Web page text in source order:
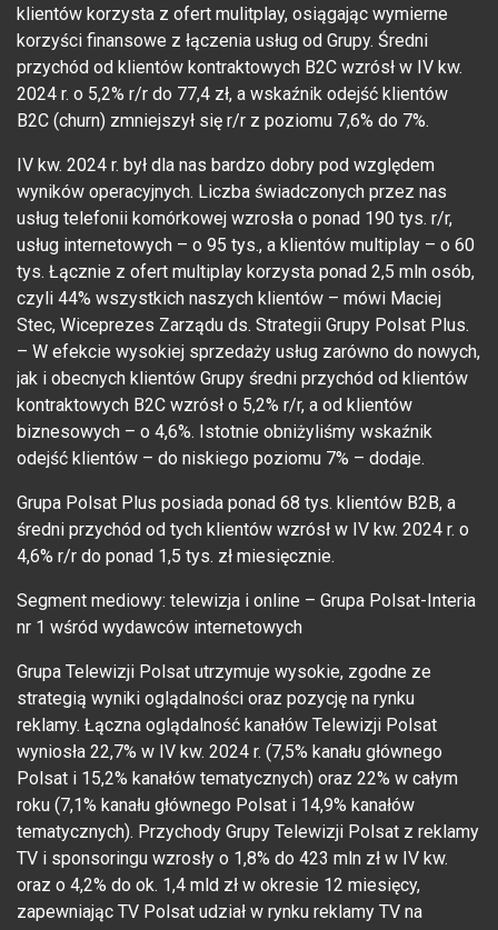
klientów korzysta z ofert mulitplay, osiągając wymierne
korzyści finansowe z łączenia usług od Grupy. Średni
przychód od klientów kontraktowych B2C wzrósł w IV kw.
2024 r. o 5,2% r/r do 77,4 zł, a wskaźnik odejść klientów
B2C (churn) zmniejszył się r/r z poziomu 7,6% do 7%.
IV kw. 2024 r. był dla nas bardzo dobry pod względem
wyników operacyjnych. Liczba świadczonych przez nas
usług telefonii komórkowej wzrosła o ponad 190 tys. r/r,
usług internetowych – o 95 tys., a klientów multiplay – o 60
tys. Łącznie z ofert multiplay korzysta ponad 2,5 mln osób,
czyli 44% wszystkich naszych klientów – mówi Maciej
Stec, Wiceprezes Zarządu ds. Strategii Grupy Polsat Plus.
– W efekcie wysokiej sprzedaży usług zarówno do nowych,
jak i obecnych klientów Grupy średni przychód od klientów
kontraktowych B2C wzrósł o 5,2% r/r, a od klientów
biznesowych – o 4,6%. Istotnie obniżyliśmy wskaźnik
odejść klientów – do niskiego poziomu 7% – dodaje.
Grupa Polsat Plus posiada ponad 68 tys. klientów B2B, a
średni przychód od tych klientów wzrósł w IV kw. 2024 r. o
4,6% r/r do ponad 1,5 tys. zł miesięcznie.
Segment mediowy: telewizja i online – Grupa Polsat-Interia
nr 1 wśród wydawców internetowych
Grupa Telewizji Polsat utrzymuje wysokie, zgodne ze
strategią wyniki oglądalności oraz pozycję na rynku
reklamy. Łączna oglądalność kanałów Telewizji Polsat
wyniosła 22,7% w IV kw. 2024 r. (7,5% kanału głównego
Polsat i 15,2% kanałów tematycznych) oraz 22% w całym
roku (7,1% kanału głównego Polsat i 14,9% kanałów
tematycznych). Przychody Grupy Telewizji Polsat z reklamy
TV i sponsoringu wzrosły o 1,8% do 423 mln zł w IV kw.
oraz o 4,2% do ok. 1,4 mld zł w okresie 12 miesięcy,
zapewniając TV Polsat udział w rynku reklamy TV na